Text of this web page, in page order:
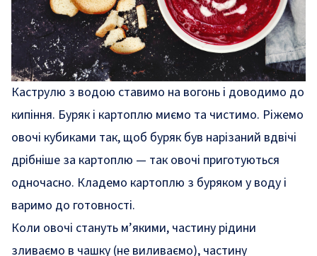
Каструлю з водою ставимо на вогонь і доводимо до
кипіння. Буряк і картоплю миємо та чистимо. Ріжемо
овочі кубиками так, щоб буряк був нарізаний вдвічі
дрібніше за картоплю — так овочі приготуються
одночасно. Кладемо картоплю з буряком у воду і
варимо до готовності.
Коли овочі стануть м’якими, частину рідини
зливаємо в чашку (не виливаємо), частину